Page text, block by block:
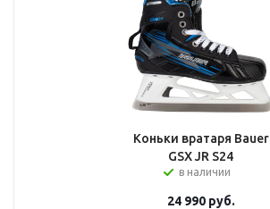
Коньки вратаря Bauer
GSX JR S24
в наличии
24 990руб.